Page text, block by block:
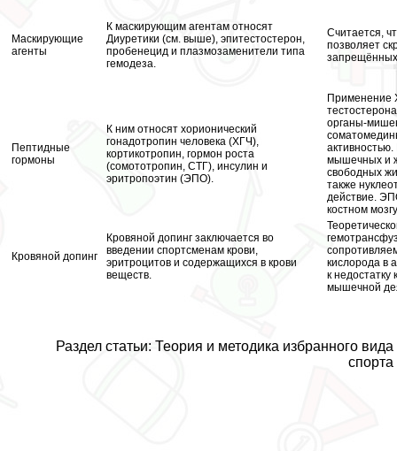
Маскирующие
агенты
К маскирующим агентам относят
Диуретики (см. выше), эпитестостерон,
пробенецид и плазмозаменители типа
гемодеза.
Считается,
позволяет
запрещённых
Пептидные
гормоны
К ним относят хорионический
гонадотропин человека (ХГЧ),
кортикотропин, гормон роста
(сомототропин, СТГ), инсулин и
эритропоэтин (ЭПО).
Применение
органы-
мышечных и
свободных
также
действие.
костном
Кровяной допинг
Кровяной допинг заключается во
введении спортсменам крови,
эритроцитов и содержащихся в крови
веществ.
кислорода в
к
мышечной
Раздел статьи: Теория и методика избранного вида
спорта